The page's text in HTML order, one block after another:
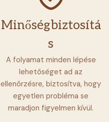
Minőségbiztosítá
s
A folyamat minden lépése
lehetőséget ad az
ellenőrzésre, biztosítva, hogy
egyetlen probléma se
maradjon figyelmen kívül.